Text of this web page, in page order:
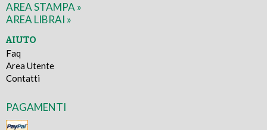
AREA STAMPA »
AREA LIBRAI »
AIUTO
Faq
Area Utente
Contatti
PAGAMENTI